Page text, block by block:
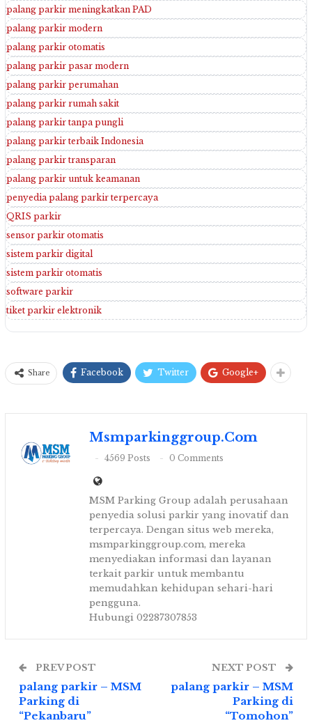
palang parkir meningkatkan PAD
palang parkir modern
palang parkir otomatis
palang parkir pasar modern
palang parkir perumahan
palang parkir rumah sakit
palang parkir tanpa pungli
palang parkir terbaik Indonesia
palang parkir transparan
palang parkir untuk keamanan
penyedia palang parkir terpercaya
QRIS parkir
sensor parkir otomatis
sistem parkir digital
sistem parkir otomatis
software parkir
tiket parkir elektronik
Share Facebook Twitter Google+
Msmparkinggroup.com
4569 Posts 0 Comments
MSM Parking Group adalah perusahaan
penyedia solusi parkir yang inovatif dan
terpercaya. Dengan situs web mereka,
msmparkinggroup.com, mereka
menyediakan informasi dan layanan
terkait parkir untuk membantu
memudahkan kehidupan sehari-hari
pengguna.
Hubungi 02287307853
PREV POST
palang parkir – MSM
Parking di
“Pekanbaru”
NEXT POST
palang parkir – MSM
Parking di
“Tomohon”